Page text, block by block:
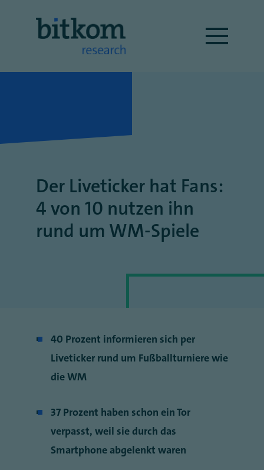
Der Liveticker hat Fans:
4 von 10 nutzen ihn
rund um WM-Spiele
40 Prozent informieren sich per
Liveticker rund um Fußballturniere wie
die WM
37 Prozent haben schon ein Tor
verpasst, weil sie durch das
Smartphone abgelenkt waren